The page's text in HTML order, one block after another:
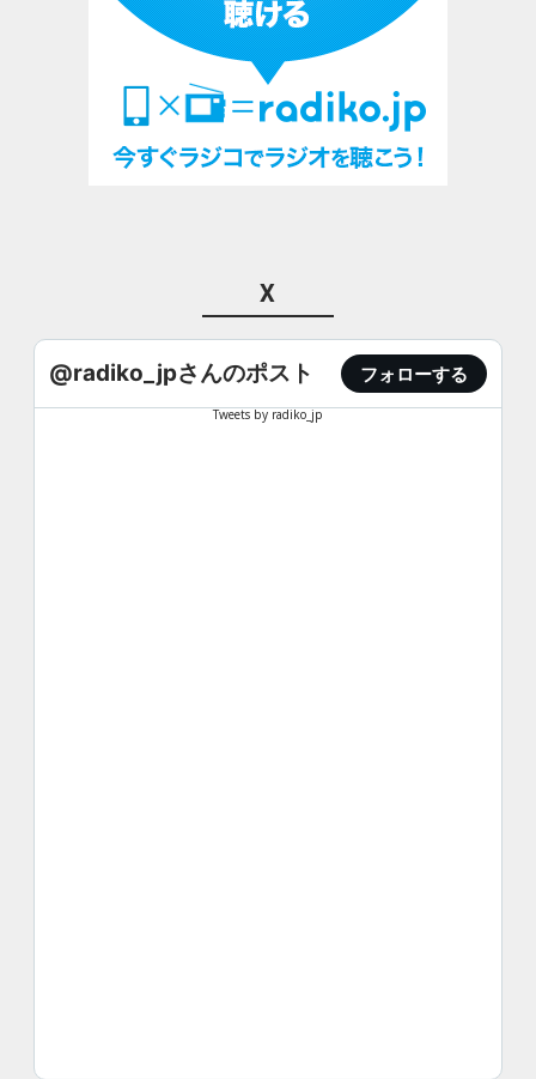
X
@radiko_jpさんのポスト フォローする
Tweets by radiko_jp